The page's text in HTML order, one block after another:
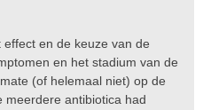
en de keuze van de
en het stadium van de
(of helemaal niet) op de
meerdere antibiotica had